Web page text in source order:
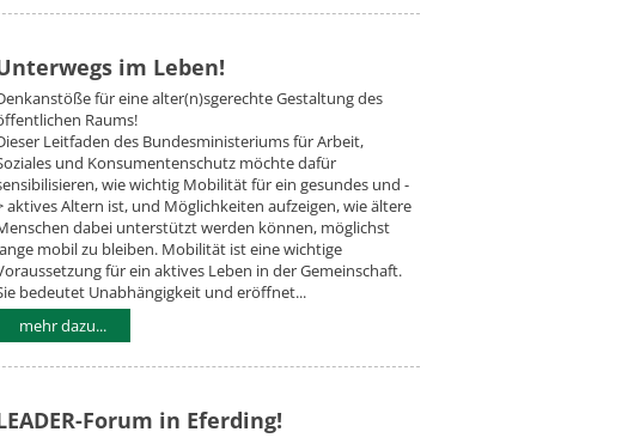
im Leben!
für eine alter(n)sgerechte Gestaltung des
Raums!
Leitfaden des Bundesministeriums für Arbeit,
und Konsumentenschutz möchte dafür
wie wichtig Mobilität für ein gesundes und -
aktives Altern ist, und Möglichkeiten aufzeigen, wie ältere
dabei unterstützt werden können, möglichst
mobil zu bleiben. Mobilität ist eine wichtige
für ein aktives Leben in der Gemeinschaft.
bedeutet Unabhängigkeit und eröffnet...
mehr dazu...
Forum in Eferding!